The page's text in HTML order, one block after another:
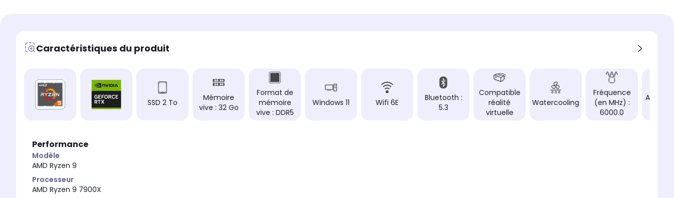
Caractéristiques du produit
SSD 2 To
Mémoire
vive : 32 Go
Format de
mémoire
vive : DDR5
Windows 11 Wifi 6E
Bluetooth :
5.3
Compatible
réalité
virtuelle
Watercooling
Fréquence
(en MHz) :
6000.0
Performance
Modèle
AMD Ryzen 9
Processeur
AMD Ryzen 9 7900X